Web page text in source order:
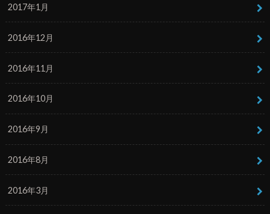
2017年1月
2016年12月
2016年11月
2016年10月
2016年9月
2016年8月
2016年3月